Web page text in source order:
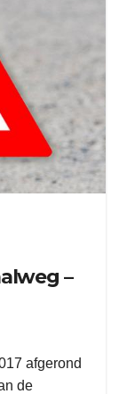
–
afgerond
de